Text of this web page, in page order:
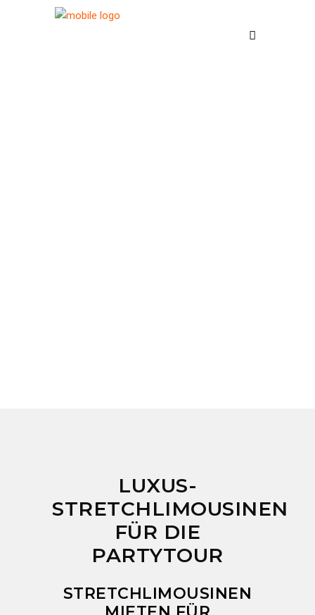
LUXUS-
STRETCHLIMOUSINEN
FÜR DIE
PARTYTOUR
STRETCHLIMOUSINEN